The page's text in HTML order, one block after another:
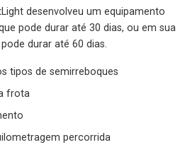
desenvolveu um equipamento
pode durar até 30 dias, ou em sua
durar até 60 dias.
tipos de semirreboques
frota
percorrida